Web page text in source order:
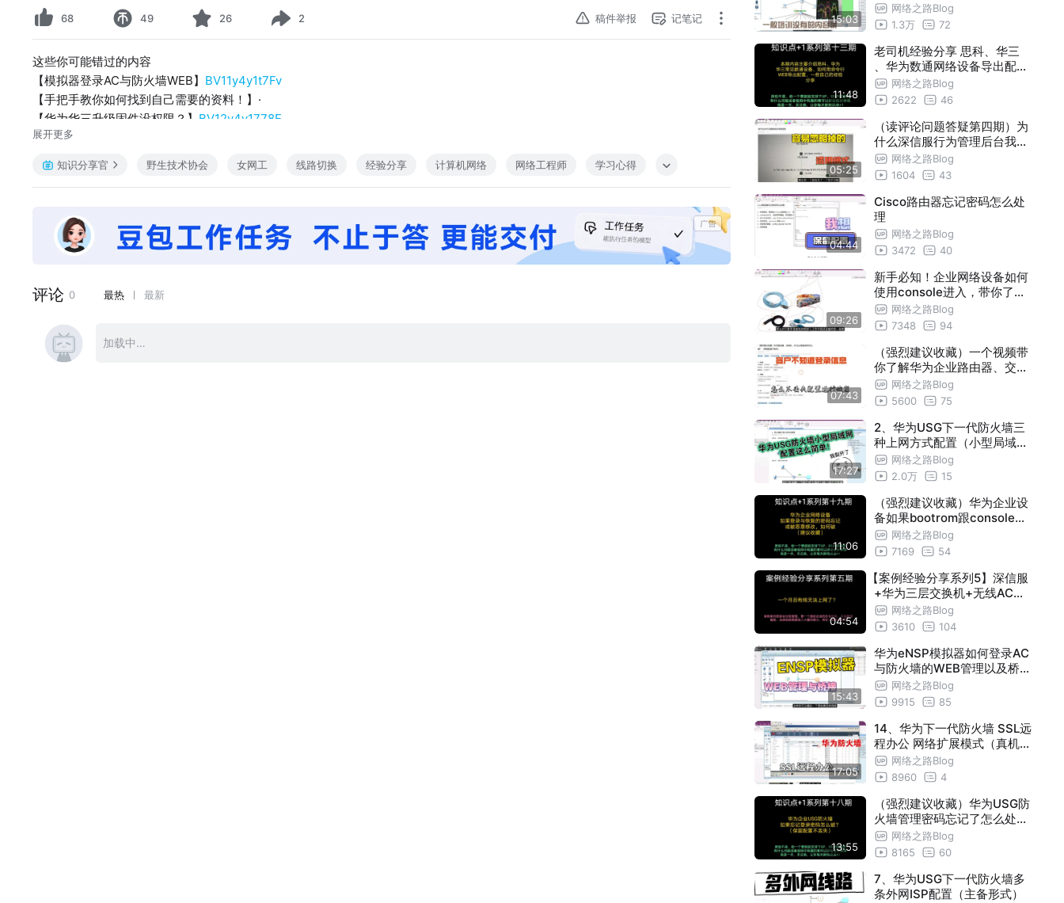
68 49 26 2 稿件举报 记笔记
这些你可能错过的内容
【模拟器登录AC与防火墙WEB】 BV11y4y1t7Fv
【手把手教你如何找到自己需要的资料！】·
【华为华三升级固件没权限？】 BV12y4y1778F
【读评论第一期】
更多技术文章可以关注公众号：网络之路博客
博主实战原创付费课程 https://mbd.pub/o/wlzl/work
展开更多
知识分享官 野生技术协会 女网工 线路切换 经验分享 计算机网络 网络工程师 学习心得
15:03
漫游效果差
网络之路Blog
1.3万
72
11:48
老司机经验分享 思科、华三
、华为数通网络设备导出配置
的四种方法
网络之路Blog
2622
46
05:25
（读评论问题答疑第四期）为
什么深信服行为管理后台我访
问不到呢？
网络之路Blog
1604
43
04:44
Cisco路由器忘记密码怎么处
理
网络之路Blog
3472
40
09:26
新手必知！企业网络设备如何
使用console进入，带你了解
会遇到哪些坑，需要用到的软
件（还不知道console线是什
网络之路Blog
7348
94
07:43
（强烈建议收藏）一个视频带
你了解华为企业路由器、交换
机、AC忘记登录密码怎么破
？（保留配置不丢失）
网络之路Blog
5600
75
17:27
2、华为USG下一代防火墙三
种上网方式配置（小型局域网
就这么配置的）
网络之路Blog
2.0万
15
11:06
（强烈建议收藏）华为企业设
备如果bootrom跟console密
码都忘记了怎么办？（如果前
任同事与公司发生不愉快把信
网络之路Blog
7169
54
04:54
【案例经验分享系列5】深信服
+华为三层交换机+无线AC场
景（一个月后客户说有线上不
网了，无线正常）
网络之路Blog
3610
104
15:43
华为eNSP模拟器如何登录AC
与防火墙的WEB管理以及桥接
到真实网络，让实验更完美
网络之路Blog
9915
85
17:05
14、华为下一代防火墙 SSL远
程办公 网络扩展模式（真机演
示，模拟器不支持）
网络之路Blog
8960
4
13:55
（强烈建议收藏）华为USG防
火墙管理密码忘记了怎么处理
（保留配置）
网络之路Blog
8165
60
7、华为USG下一代防火墙多
条外网ISP配置（主备形式）